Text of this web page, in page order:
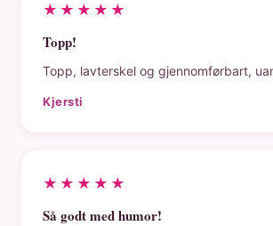
★★★★★
Topp!
Topp, lavterskel og gjennomførbart,
Kjersti
★★★★★
Så godt med humor!